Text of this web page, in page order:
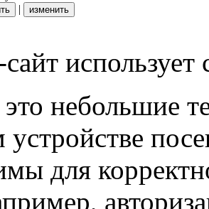
|
изменить
использует
небольшие
устройстве
для